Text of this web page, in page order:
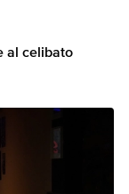
al celibato